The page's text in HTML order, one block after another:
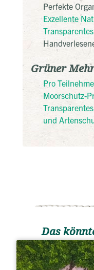
Perfekte
Exzellente
Grüner
Pro
Moorschutz-
und
Das